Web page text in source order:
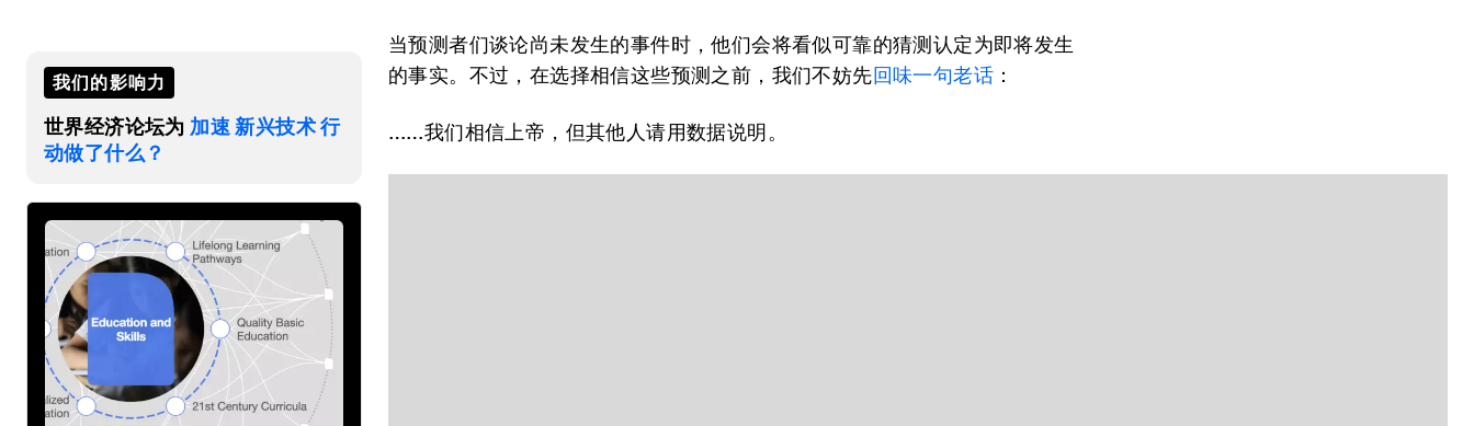
我们的影响力
世界经济论坛为 加速 新兴技术 行
动做了什么？
当预测者们谈论尚未发生的事件时，他们会将看似可靠的猜测认定为即将发生
的事实。不过，在选择相信这些预测之前，我们不妨先回味一句老话 ：
……我们相信上帝，但其他人请用数据说明。